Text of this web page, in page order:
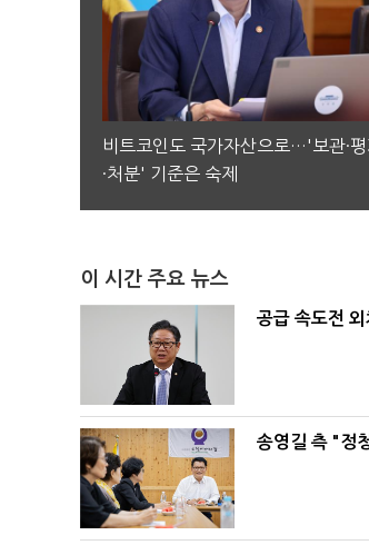
비트코인도 국가자산으로…'보관·
·처분' 기준은 숙제
이 시간 주요 뉴스
공급 속도전
송영길 측 "정